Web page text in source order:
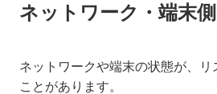
ネットワーク・端末
ネットワークや端末の状態が、リ
ことがあります。